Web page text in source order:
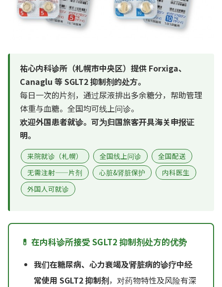
祐心内科诊所（札幌市中央区）提供 Forxiga、
Canaglu 等 SGLT2 抑制剂的处方。
每日一次的片剂，通过尿液排出多余糖分，帮助管理
体重与血糖。全国均可线上问诊。
欢迎外国患者就诊。可为归国旅客开具海关申报证
明。
来院就诊（札幌） 全国线上问诊
全国配送
无需注射——片剂
心脏&肾脏保护
内科医生
外国人可就诊
💊 在内科诊所接受 SGLT2 抑制剂处方的优势
我们在糖尿病、心力衰竭及肾脏病的诊疗中经
常使用 SGLT2 抑制剂，对药物特性及风险有深